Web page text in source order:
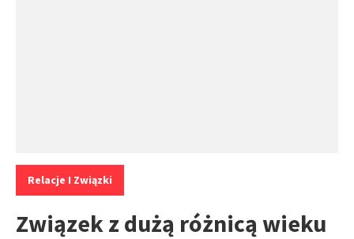
Kategorie:
Relacje I Związki
Związek z dużą różnicą wieku